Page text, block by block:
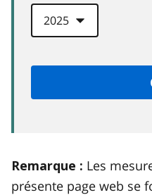
Remarque : Les
présente page web se